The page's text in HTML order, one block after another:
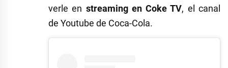
verle en streaming en Coke TV, el canal
de Youtube de Coca-Cola.